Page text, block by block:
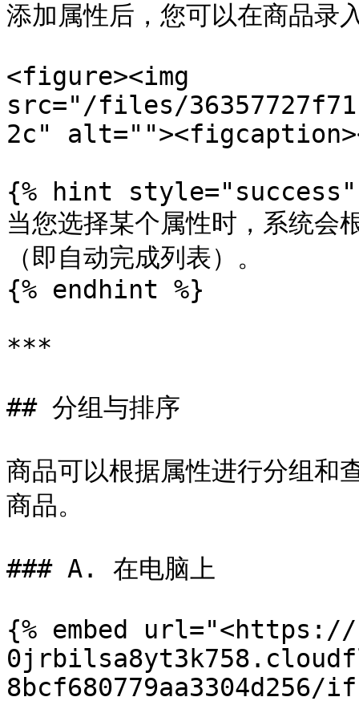
添加属性后，您可以在商品录
<figure><img
src="/files/
2c"
{% hint style="success"
当您选择某个属性时，系统会
（即自动完成列表）。
{% endhint %}
***
## 分组与排序
商品可以根据属性进行分组和
商品。
### A. 在电脑上
{% embed url="<https://
8bcf680779aa3304d256/